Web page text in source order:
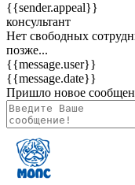
{{sender.appeal}}
консультант
Нет свободных
позже...
{{message.user}}
{{message.date}}
Пришло новое